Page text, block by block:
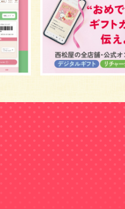
適切温度 帽子
チャイルドシート
産休 ケーキ
症状 あせも
家族写真 改善